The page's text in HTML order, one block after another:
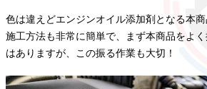
色は違えどエンジンオイル添加剤となる本商
施工方法も非常に簡単で、まず本商品をよ
はありますが、この振る作業も大切！